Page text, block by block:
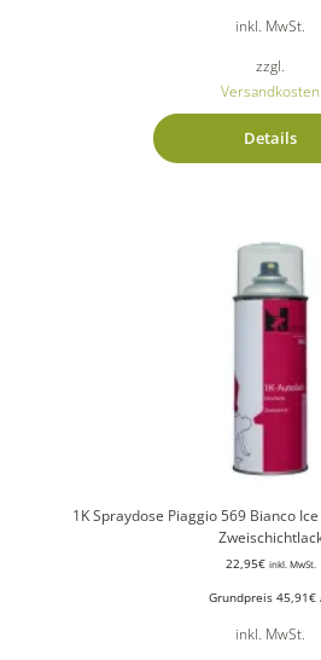
inkl. MwSt.
zzgl.
Versandkosten
Details
1K Spraydose Piaggio 569 Bianco
22,95€ inkl. MwSt.
Grundpreis 45,91€
inkl. MwSt.